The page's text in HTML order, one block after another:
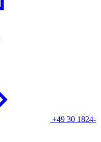
+49 30 1824-